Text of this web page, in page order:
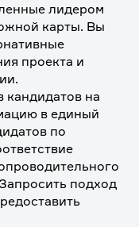
лидером
карты. Вы
проекта и
кандидатов на
в единый
по
подход